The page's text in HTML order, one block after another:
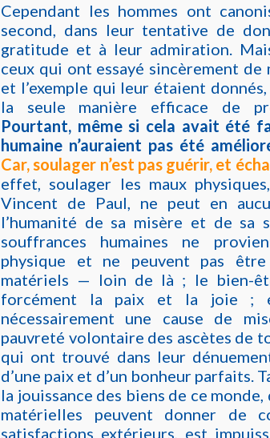
Cependant les hommes ont
second, dans leur tentative de
gratitude et à leur admiration.
ceux qui ont essayé sincèrement
et l’exemple qui leur étaient
la seule manière efficace de
Pourtant, même si cela avait été
humaine n’auraient pas été
Car, soulager n’est pas guérir, et
effet, soulager les maux
Vincent de Paul, ne peut en
l’humanité de sa misère et de sa
souffrances humaines ne
physique et ne peuvent pas
matériels — loin de là ; le bien-
forcément la paix et la joie ;
nécessairement une cause de
pauvreté volontaire des ascètes de
qui ont trouvé dans leur
d’une paix et d’un bonheur parfaits.
la jouissance des biens de ce
matérielles peuvent donner de
satisfactions extérieurs, est